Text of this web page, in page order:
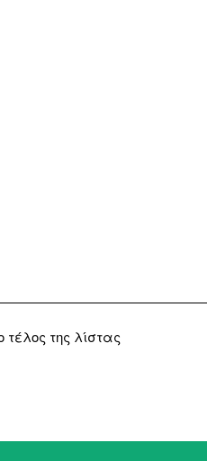
της λίστας